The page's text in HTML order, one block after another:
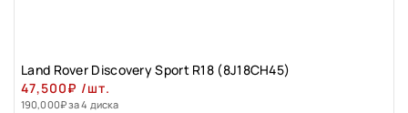
Land Rover Discovery Sport R18 (8J18CH45)
47,500₽ /шт.
190,000₽за 4 диска